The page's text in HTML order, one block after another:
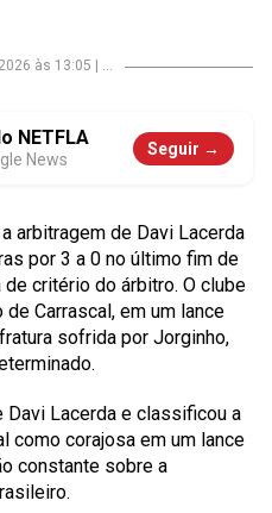
às 13:05 ...
NETFLA
News
Seguir →
arbitragem de Davi Lacerda
por 3 a 0 no último fim de
critério do árbitro. O clube
Carrascal, em um lance
sofrida por Jorginho,
Davi Lacerda e classificou a
como corajosa em um lance
constante sobre a